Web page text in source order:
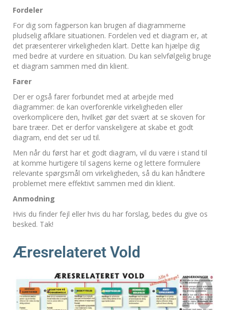
Fordeler
For dig som fagperson kan brugen af ​​diagrammerne
pludselig afklare situationen. Fordelen ved et diagram er, at
det præsenterer virkeligheden klart. Dette kan hjælpe dig
med bedre at vurdere en situation. Du kan selvfølgelig bruge
et diagram sammen med din klient.
Farer
Der er også farer forbundet med at arbejde med
diagrammer: de kan overforenkle virkeligheden eller
overkomplicere den, hvilket gør det svært at se skoven for
bare træer. Det er derfor vanskeligere at skabe et godt
diagram, end det ser ud til.
Men når du først har et godt diagram, vil du være i stand til
at komme hurtigere til sagens kerne og lettere formulere
relevante spørgsmål om virkeligheden, så du kan håndtere
problemet mere effektivt sammen med din klient.
Anmodning
Hvis du finder fejl eller hvis du har forslag, bedes du give os
besked. Tak!
Æresrelateret Vold